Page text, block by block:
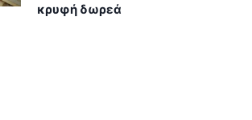
κρυφή δωρεά